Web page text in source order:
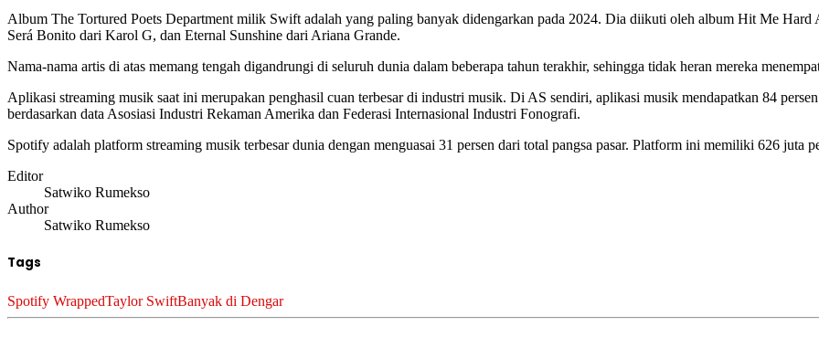
Album The Tortured Poets Department milik Swift adalah yang paling banyak didengarkan pada 2024. Dia diikuti oleh album Hit Me
Será Bonito dari Karol G, dan Eternal Sunshine dari Ariana Grande.
Nama-nama artis di atas memang tengah digandrungi di seluruh dunia dalam beberapa tahun terakhir, sehingga tidak heran mereka
Aplikasi streaming musik saat ini merupakan penghasil cuan terbesar di industri musik. Di AS sendiri, aplikasi musik mendapatkan 84
berdasarkan data Asosiasi Industri Rekaman Amerika dan Federasi Internasional Industri Fonografi.
Spotify adalah platform streaming musik terbesar dunia dengan menguasai 31 persen dari total pangsa pasar. Platform ini memiliki 626
Editor
Satwiko Rumekso
Author
Satwiko Rumekso
Tags
Spotify WrappedTaylor SwiftBanyak di Dengar